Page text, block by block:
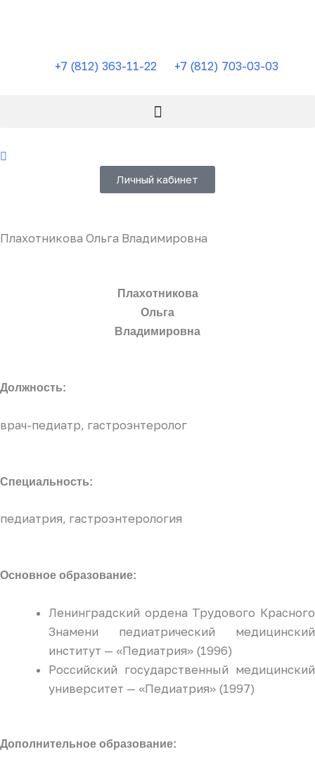
+7 (812) 363-11-22
+7 (812) 703-03-03
Личный кабинет
Плахотникова Ольга Владимировна
Плахотникова
Ольга
Владимировна
Должность:
врач-педиатр, гастроэнтеролог
Специальность:
педиатрия, гастроэнтерология
Основное образование:
Ленинградский ордена Трудового Красного
Знамени педиатрический медицинский
институт — «Педиатрия» (1996)
Российский государственный медицинский
университет — «Педиатрия» (1997)
Дополнительное образование: